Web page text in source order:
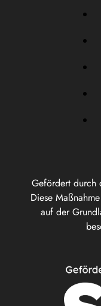
Gefördert durch
Diese
auf der